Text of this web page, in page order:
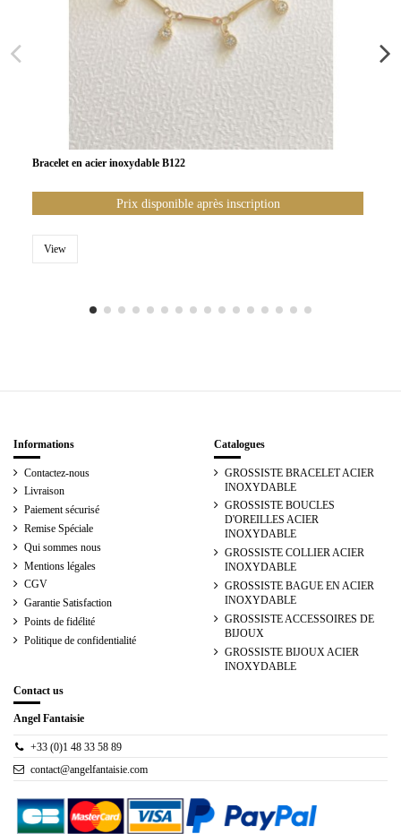
Bracelet en acier inoxydable B122
Prix disponible après inscription
View
Informations
Contactez-nous
Livraison
Paiement sécurisé
Remise Spéciale
Qui sommes nous
Mentions légales
CGV
Garantie Satisfaction
Points de fidélité
Politique de confidentialité
Catalogues
GROSSISTE BRACELET ACIER
INOXYDABLE
GROSSISTE BOUCLES
D'OREILLES ACIER
INOXYDABLE
GROSSISTE COLLIER ACIER
INOXYDABLE
GROSSISTE BAGUE EN ACIER
INOXYDABLE
GROSSISTE ACCESSOIRES DE
BIJOUX
GROSSISTE BIJOUX ACIER
INOXYDABLE
Contact us
Angel Fantaisie
+33 (0)1 48 33 58 89
contact@angelfantaisie.com